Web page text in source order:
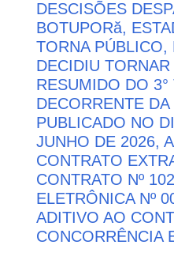
DESCISÕES
BOTUPORă,
TORNA PÚBLICO,
DECIDIU
RESUMIDO DO
DECORRENTE
PUBLICADO NO
JUNHO DE 2026,
CONTRATO
CONTRATO Nº
ELETRÔNICA Nº
ADITIVO AO
CONCORRÊNCIA